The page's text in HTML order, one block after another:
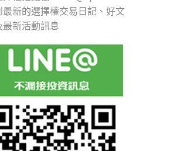
最新的選擇權交易日記、好文
最新活動訊息